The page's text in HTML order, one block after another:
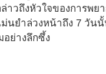
าวถึงหัวใจของการ
ยำล่วงหน้าถึง 7 วันนั้
ย่างลึกซึ้ง